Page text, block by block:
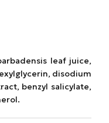
leaf juice,
disodium
benzyl salicylate,